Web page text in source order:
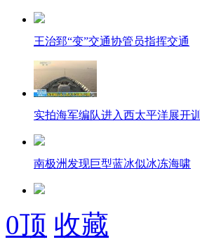
王治郅“变”交通协管员指挥交通
实拍海军编队进入西太平洋展开
南极洲发现巨型蓝冰似冰冻海啸
抢劫犯能歌善舞上电视相亲被擒
0顶 收藏